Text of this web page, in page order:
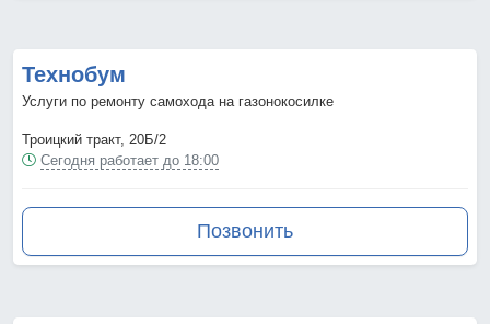
Технобум
Услуги по ремонту самохода на газонокосилке
Троицкий тракт, 20Б/2
Сегодня работает до 18:00
Позвонить